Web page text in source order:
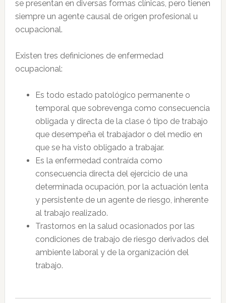
se presentan en diversas formas clínicas, pero tienen
siempre un agente causal de origen profesional u
ocupacional.
Existen tres definiciones de enfermedad
ocupacional:
Es todo estado patológico permanente o
temporal que sobrevenga como consecuencia
obligada y directa de la clase ó tipo de trabajo
que desempeña el trabajador o del medio en
que se ha visto obligado a trabajar.
Es la enfermedad contraída como
consecuencia directa del ejercicio de una
determinada ocupación, por la actuación lenta
y persistente de un agente de riesgo, inherente
al trabajo realizado.
Trastornos en la salud ocasionados por las
condiciones de trabajo de riesgo derivados del
ambiente laboral y de la organización del
trabajo.